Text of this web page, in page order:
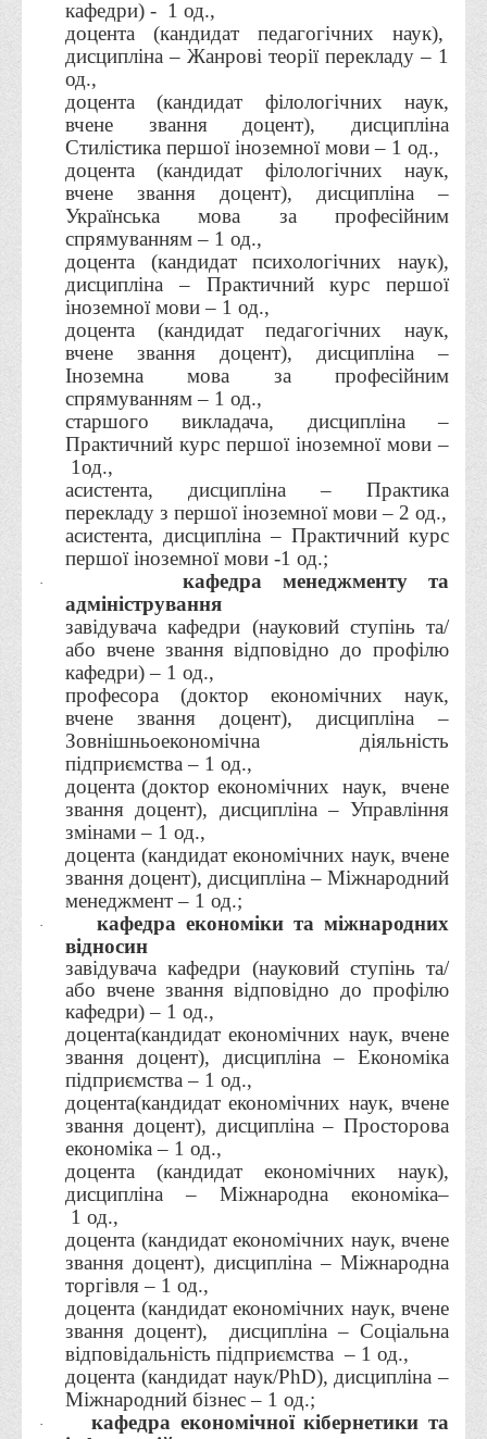
Адміністрація
Факультети
Обліково-фінансовий
Торгівлі, маркетингу та сфери обслуговування
Економіки, менеджменту та права
Кафедри
Маркетингу та реклами
Товарознавства, експертизи та торговельного
підприємництва
Туризму та готельно-ресторанної справи
Фізичного виховання та спорту
Менеджменту та публічного управління
Інноваційної економіки та цифрових технологій
Психології
Права
Обліку та оподаткування
Фінансів
Іноземної філології та перекладу
Відділи
Реклами та зв'язків з громадськістю
Наукової роботи та міжнародної співпраці
Здобутки студентів
Матеріали наукових конференцій та вебінарів
Міжнародна діяльність
Закордонні партнери
Програми подвійного диплому
Програми стажування (міжнародна практика)
Міжнародні проєкти
Корисні посилання
Навчально-методичний
З організації виховної та культурно-мистецької роботи
студентів
Технічних засобів навчання
Редакційно-видавничий
Центри
Розвитку кар’єри
Ресурсний центр зі сталого розвитку
Моніторингу якості освітнього процесу та інноваційного
розвитку
Грантових проєктів
Грантові проєкти ВТЕІ ДТЕУ
Підтримки технологій та інновацій (TISC)
кафедри) - 1 од.,
доцента (кандидат педагогічних наук),
дисципліна – Жанрові теорії перекладу – 1
од.,
доцента (кандидат філологічних наук,
вчене звання доцент), дисципліна
Стилістика першої іноземної мови – 1 од.,
доцента (кандидат філологічних наук,
вчене звання доцент), дисципліна –
Українська мова за професійним
спрямуванням – 1 од.,
доцента (кандидат психологічних наук),
дисципліна – Практичний курс першої
іноземної мови – 1 од.,
доцента (кандидат педагогічних наук,
вчене звання доцент), дисципліна –
Іноземна мова за професійним
спрямуванням – 1 од.,
старшого викладача, дисципліна –
Практичний курс першої іноземної мови –
1од.,
асистента, дисципліна – Практика
перекладу з першої іноземної мови – 2 од.,
асистента, дисципліна – Практичний курс
першої іноземної мови -1 од.;
·
кафедра менеджменту та
адміністрування
завідувача кафедри (науковий ступінь та/
або вчене звання відповідно до профілю
кафедри) – 1 од.,
професора (доктор економічних наук,
вчене звання доцент), дисципліна –
Зовнішньоекономічна діяльність
підприємства – 1 од.,
доцента (доктор економічних
наук,
вчене
звання доцент), дисципліна – Управління
змінами – 1 од.,
доцента (кандидат економічних наук, вчене
звання доцент), дисципліна – Міжнародний
менеджмент – 1 од.;
·
кафедра економіки та міжнародних
відносин
завідувача кафедри (науковий ступінь та/
або вчене звання відповідно до профілю
кафедри) – 1 од.,
доцента(кандидат економічних наук, вчене
звання доцент), дисципліна – Економіка
підприємства – 1 од.,
доцента(кандидат економічних наук, вчене
звання доцент), дисципліна – Просторова
економіка – 1 од.,
доцента (кандидат економічних наук),
дисципліна – Міжнародна економіка–
1 од.,
доцента (кандидат економічних наук, вчене
звання доцент), дисципліна – Міжнародна
торгівля – 1 од.,
доцента (кандидат економічних наук, вчене
звання доцент),
дисципліна – Соціальна
відповідальність підприємства – 1 од.,
доцента (кандидат наук/PhD), дисципліна –
Міжнародний бізнес – 1 од.;
·
кафедра економічної кібернетики та